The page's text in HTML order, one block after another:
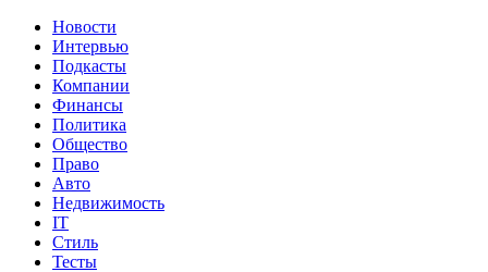
Новости
Интервью
Подкасты
Компании
Финансы
Политика
Общество
Право
Авто
Недвижимость
IT
Стиль
Тесты